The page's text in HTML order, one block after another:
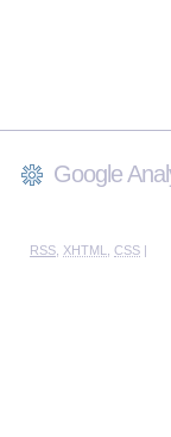
Google
RSS XHTML CSS |